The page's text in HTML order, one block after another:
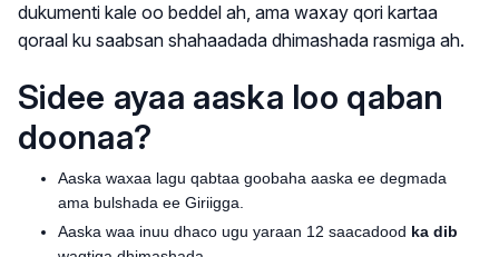
dukumenti kale oo beddel ah, ama waxay qori kartaa
qoraal ku saabsan shahaadada dhimashada rasmiga ah.
Sidee ayaa aaska loo qaban
doonaa?
Aaska waxaa lagu qabtaa goobaha aaska ee degmada
ama bulshada ee Giriigga.
Aaska waa inuu dhaco ugu yaraan 12 saacadood ka dib